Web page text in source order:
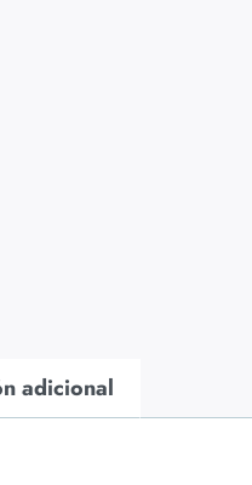
adicional